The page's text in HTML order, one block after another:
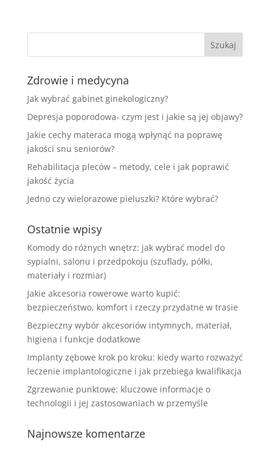
Zdrowie i medycyna
Jak wybrać gabinet ginekologiczny?
Depresja poporodowa- czym jest i jakie są jej objawy?
Jakie cechy materaca mogą wpłynąć na poprawę
jakości snu seniorów?
Rehabilitacja pleców – metody, cele i jak poprawić
jakość życia
Jedno czy wielorazowe pieluszki? Które wybrać?
Ostatnie wpisy
Komody do różnych wnętrz: jak wybrać model do
sypialni, salonu i przedpokoju (szuflady, półki,
materiały i rozmiar)
Jakie akcesoria rowerowe warto kupić:
bezpieczeństwo, komfort i rzeczy przydatne w trasie
Bezpieczny wybór akcesoriów intymnych, materiał,
higiena i funkcje dodatkowe
Implanty zębowe krok po kroku: kiedy warto rozważyć
leczenie implantologiczne i jak przebiega kwalifikacja
Zgrzewanie punktowe: kluczowe informacje o
technologii i jej zastosowaniach w przemyśle
Najnowsze komentarze